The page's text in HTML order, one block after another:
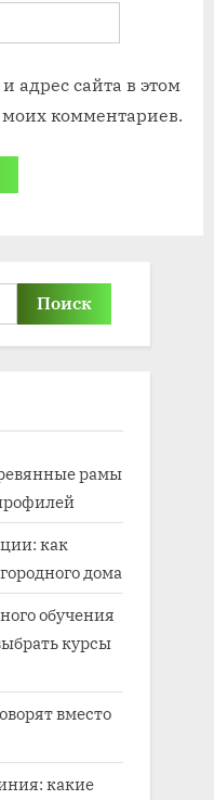
адрес сайта в этом
комментариев.
рамы
как
дома
обучения
курсы
вместо
какие